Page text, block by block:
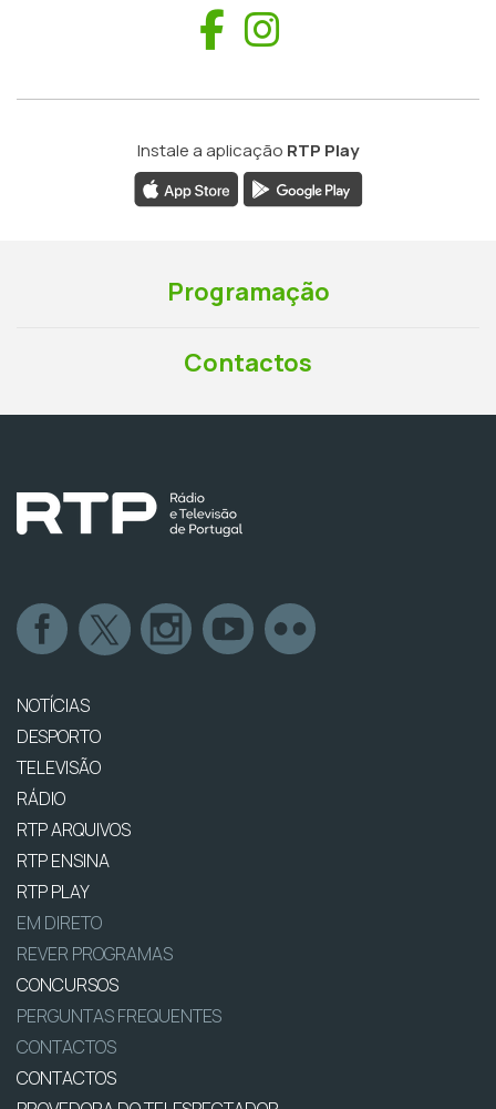
Facebook
Instale a aplicação RTP Play
Programação
Contactos
NOTÍCIAS
DESPORTO
TELEVISÃO
RÁDIO
RTP ARQUIVOS
RTP ENSINA
RTP PLAY
EM DIRETO
REVER PROGRAMAS
CONCURSOS
PERGUNTAS FREQUENTES
CONTACTOS
CONTACTOS